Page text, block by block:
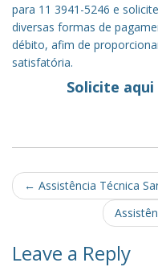
para 11 3941-5246 e
diversas formas de
débito, afim de
satisfatória.
Solicite
Post
navigation
← Assistência Técnica
Leave a Reply